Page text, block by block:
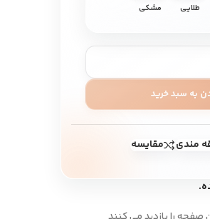
طلایی مشکی
به سبد خرید
مندی مقایسه